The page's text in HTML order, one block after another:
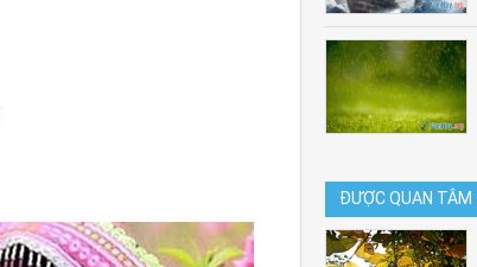
ĐƯỢC QUAN TÂM